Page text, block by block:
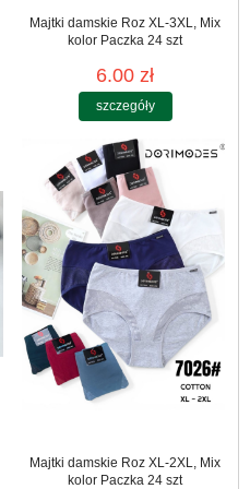
Majtki damskie Roz XL-3XL, Mix
kolor Paczka 24 szt
6.00 zł
szczegóły
Majtki damskie Roz XL-2XL, Mix
kolor Paczka 24 szt